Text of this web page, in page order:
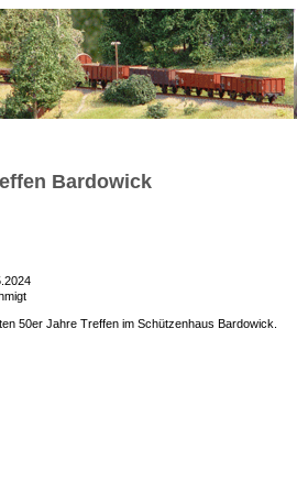
Bardowick
50er Jahre Treffen im Schützenhaus Bardowick.